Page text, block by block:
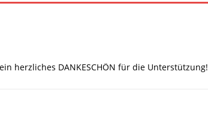
herzliches DANKESCHÖN für die Unterstützung!